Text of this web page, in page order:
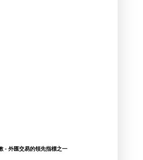
- 外匯交易的領先指標之一